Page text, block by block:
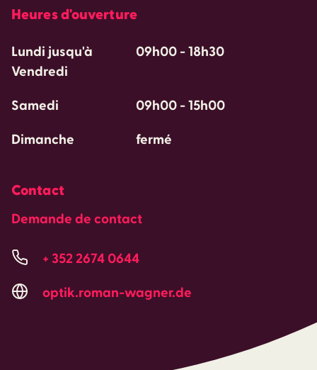
Heures d'ouverture
Lundi jusqu'à
Vendredi
09h00 -18h30
Samedi 09h00 -15h00
Dimanche
fermé
Contact
Demande de contact
+ 352 2674 0644
optik.roman-wagner.de